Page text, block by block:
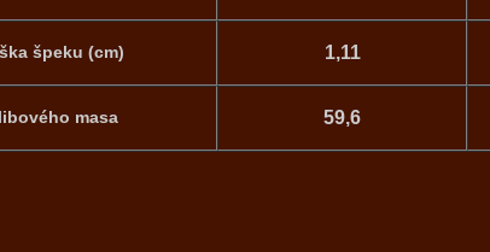
špeku (cm) 1,11
masa 59,6